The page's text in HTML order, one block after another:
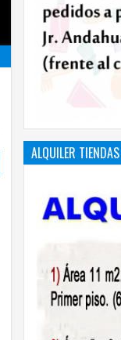
ALQUILER TIENDAS